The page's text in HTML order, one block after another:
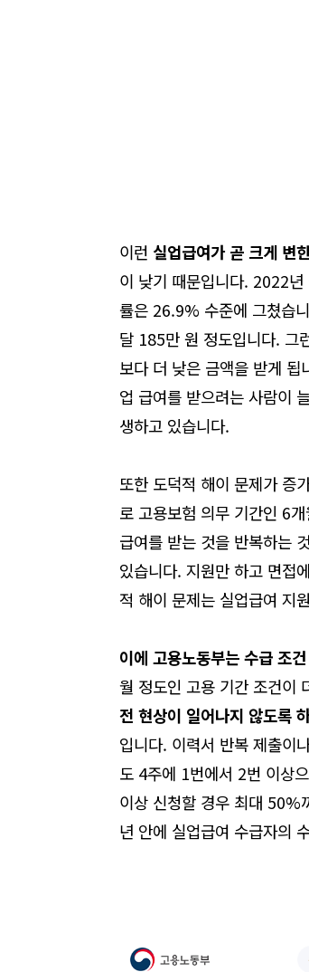
이런 실업급여가 곧 크게 변
이 낮기 때문입니다. 2022
률은 26.9% 수준에 그쳤습
달 185만 원 정도입니다. 그
보다 더 낮은 금액을 받게
업 급여를 받으려는 사람이
생하고 있습니다.
또한 도덕적 해이 문제가 증
로 고용보험 의무 기간인 6
급여를 받는 것을 반복하는
있습니다. 지원만 하고 면접
적 해이 문제는 실업급여 지
이에 고용노동부는 수급 조
월 정도인 고용 기간 조건이
전 현상이 일어나지 않도록
입니다. 이력서 반복 제출이
도 4주에 1번에서 2번 이상
이상 신청할 경우 최대 50%
년 안에 실업급여 수급자의